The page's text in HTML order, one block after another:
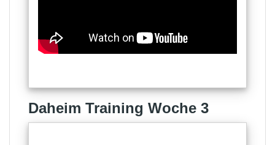
Daheim Training Woche 3